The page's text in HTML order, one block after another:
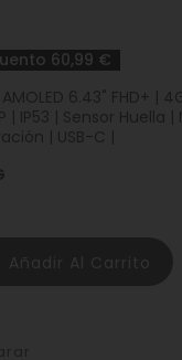
60,99 €
6.43" FHD+ |
| IP53 | Sensor Huella
| USB-C |